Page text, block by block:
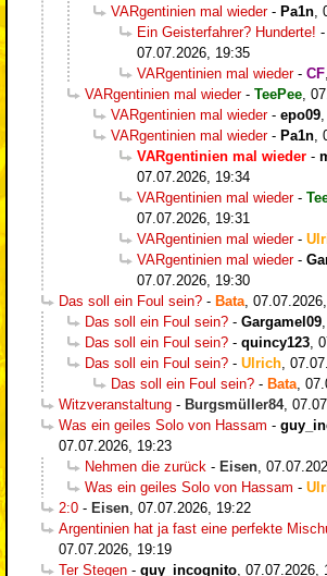
VARgentinien mal wieder- Pa1n
Ein Geisterfahrer? Hunderte! -
07.07.2026, 19:35
VARgentinien mal wieder- CF
VARgentinien mal wieder- TeePee
VARgentinien mal wieder- epo09
VARgentinien mal wieder- Pa1n
VARgentinien mal wieder -
07.07.2026, 19:34
VARgentinien mal wieder-
07.07.2026, 19:31
VARgentinien mal wieder-
VARgentinien mal wieder-
07.07.2026, 19:30
Das soll ein Foul sein? - Bata
Das soll ein Foul sein? - Gargamel09
Das soll ein Foul sein? - quincy123
Das soll ein Foul sein? - Ulrich
Das soll ein Foul sein? - Bata
Witzveranstaltung - Burgsmüller84,
Was ein geiles Solo von Hassam -
07.07.2026, 19:23
Nehmen die zurück - Eisen
Was ein geiles Solo von Hassam -
2:0 - Eisen 07.07.2026, 19:22
Argentinien hat ja fast eine perfekte
07.07.2026, 19:19
Ter Stegen - guy_incognito 07.07.2026,